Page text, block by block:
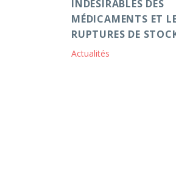
INDÉSIRABLES DES
MÉDICAMENTS ET
RUPTURES DE
Actualités